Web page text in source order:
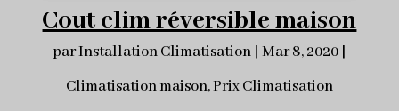
Cout clim réversible maison
parInstallation Climatisation| Mar 8, 2020|
Climatisation maison,Prix Climatisation